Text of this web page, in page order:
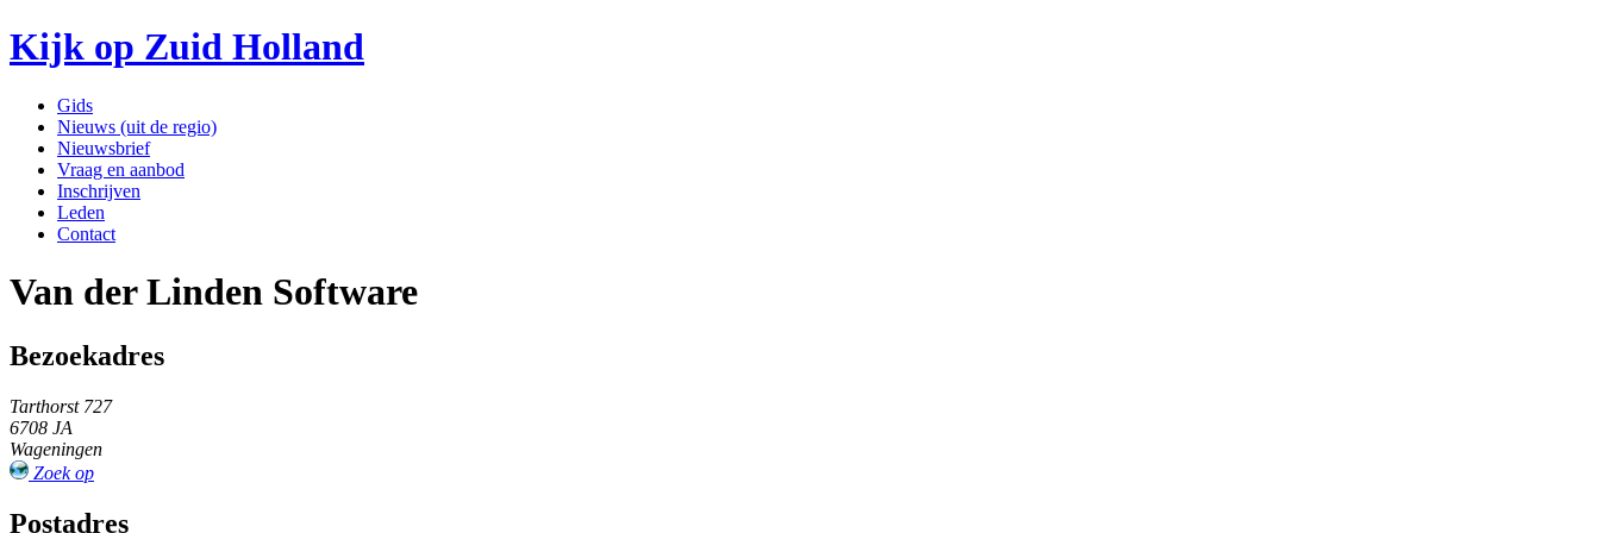
Kijk op Zuid Holland
Gids
Nieuws (uit de regio)
Nieuwsbrief
Vraag en aanbod
Inschrijven
Leden
Contact
Van der Linden Software
Bezoekadres
Tarthorst 727
6708 JA
Wageningen
Zoek op
Postadres